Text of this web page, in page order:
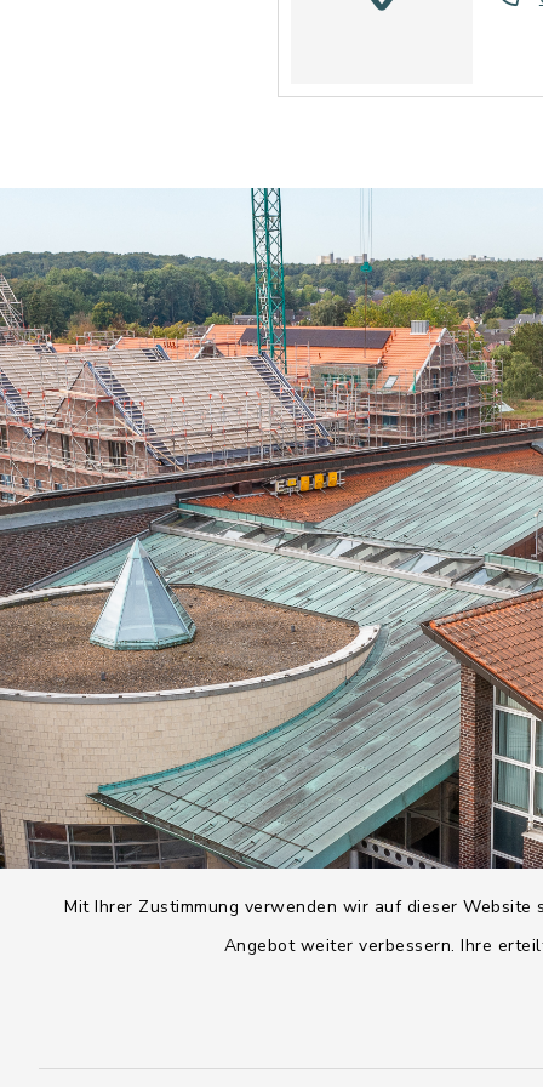
Mit Ihrer Zustimmung verwenden wir auf dieser
Angebot weiter verbessern. Ihre